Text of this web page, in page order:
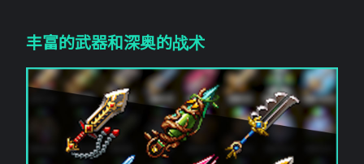
丰富的武器和深奥的战术